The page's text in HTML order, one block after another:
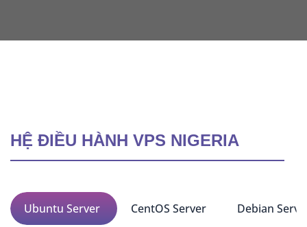
HỆ ĐIỀU HÀNH VPS NIGERIA
Ubuntu Server CentOS Server Debian